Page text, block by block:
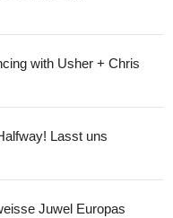
with Usher + Chris
Lasst uns
Juwel Europas